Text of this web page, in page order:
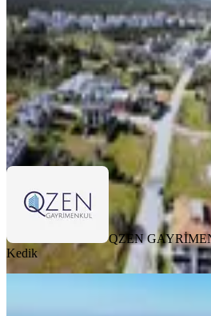
590 m²·31.780/m²·
18.750.000 ₺
QZEN GAYRİMENKULHüseyin Kedik
Ara
QZEN
Kedik